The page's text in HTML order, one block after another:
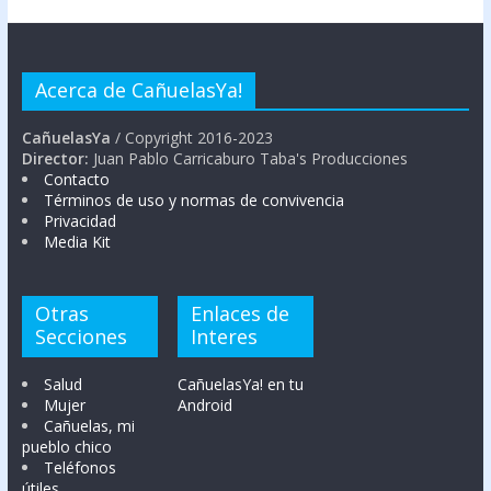
Acerca de CañuelasYa!
CañuelasYa / Copyright 2016-2023
Director: Juan Pablo Carricaburo Taba's Producciones
Contacto
Términos de uso y normas de convivencia
Privacidad
Media Kit
Otras
Secciones
Salud
Mujer
Cañuelas, mi
pueblo chico
Teléfonos
Enlaces de
Interes
CañuelasYa! en tu
Android